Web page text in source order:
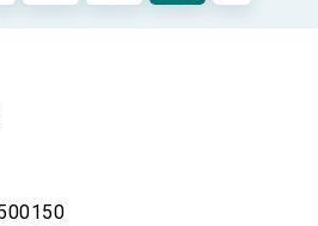
的新臺灣 總統發表國慶演說
說影片
論